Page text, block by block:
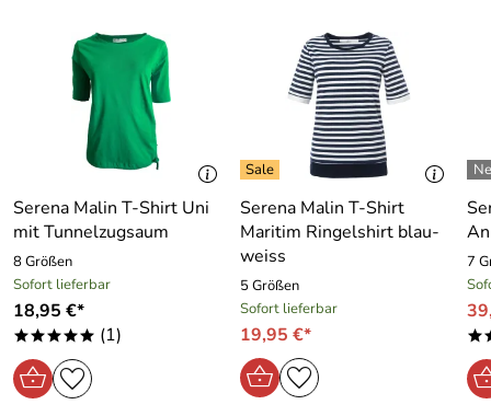
Serena Malin T-Shirt Uni
mit Tunnelzugsaum
8 Größen
Sofort lieferbar
18,95 €*
***** (1)
Serena Malin T-Shirt
Maritim Ringelshirt blau-
weiss
5 Größen
Sofort lieferbar
19,95 €*
7